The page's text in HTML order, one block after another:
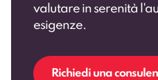
valutare in serenità
esigenze.
Richiedi una